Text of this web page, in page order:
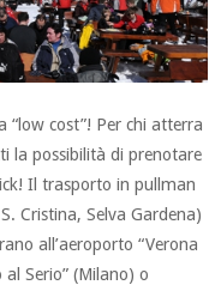
cost”! Per chi atterra
la possibilità di prenotare
Il trasporto in pullman
Cristina, Selva Gardena)
all’aeroporto “Verona
Serio” (Milano) o